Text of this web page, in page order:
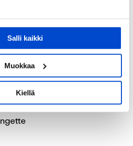
tehdä seuraavia:
sijainnistasi,
metrin tarkkuudella
skannaamalla sen
(sormenjäljen
käsitellään ja miten
tiedot-osiossa. Voit muuttaa
sen milloin vain
Salli kaikki
Muokkaa
Kiellä
Zone (Keinonurmi)